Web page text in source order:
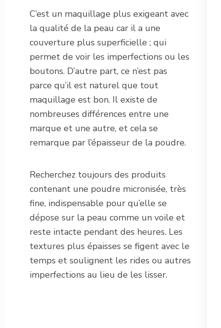
C’est un maquillage plus exigeant avec
la qualité de la peau car il a une
couverture plus superficielle ; qui
permet de voir les imperfections ou les
boutons. D’autre part, ce n’est pas
parce qu’il est naturel que tout
maquillage est bon. Il existe de
nombreuses différences entre une
marque et une autre, et cela se
remarque par l’épaisseur de la poudre.
Recherchez toujours des produits
contenant une poudre micronisée, très
fine, indispensable pour qu’elle se
dépose sur la peau comme un voile et
reste intacte pendant des heures. Les
textures plus épaisses se figent avec le
temps et soulignent les rides ou autres
imperfections au lieu de les lisser.